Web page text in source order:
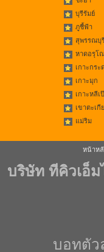
บุรีรัมย์
ภูชี้ฟ้า
สุพรรณบุ
หาดอรุโ
เกาะกระ
เกาะมุก
เกาะหลีเ
เขาตะเกี
แม่ริม
หน้าห
บริษัท ทีคิวเอ็ม
บอทตัว